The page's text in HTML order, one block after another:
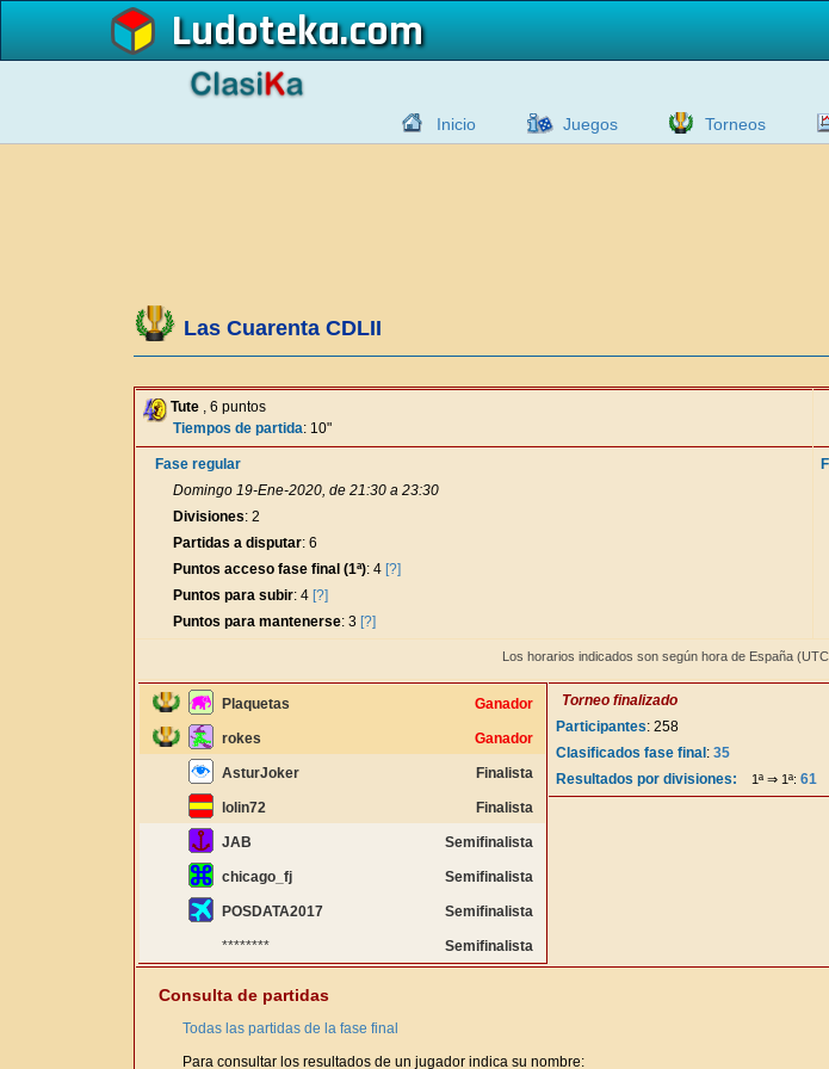
Ludoteka
Inicio Juegos Torneos
Las Cuarenta CDLII
Tute , 6 puntos
Tiempos de partida: 10"
Fase regular
Domingo 19-Ene-2020, de 21:30 a 23:30
Divisiones: 2
Partidas a disputar: 6
Puntos acceso fase final (1ª): 4 [?]
Puntos para subir: 4 [?]
Puntos para mantenerse: 3 [?]
Los horarios indicados son según hora de España
Plaquetas Ganador
rokes Ganador
AsturJoker Finalista
lolin72 Finalista
JAB Semifinalista
chicago_fj Semifinalista
POSDATA2017 Semifinalista
******** Semifinalista
Torneo finalizado
Participantes: 258
Clasificados fase final : 35
Resultados por divisiones:
1ª ⇒ 1ª: 61
Consulta de partidas
Todas las partidas de la fase final
Para consultar los resultados de un jugador indica su nombre: